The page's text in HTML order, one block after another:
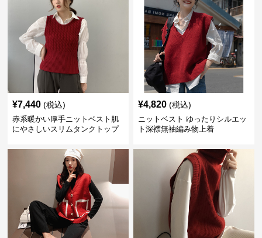
¥7,440 (税込)
赤系暖かい厚手ニットベスト肌
にやさしいスリムタンクトップ
¥4,820 (税込)
ニットベスト ゆったりシルエッ
ト深襟無袖編み物上着